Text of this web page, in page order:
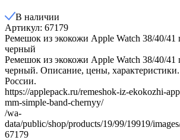
В наличии
Артикул: 67179
Ремешок из экокожи Apple Watch 38/40/41
черный
Ремешок из экокожи Apple Watch 38/40/41
черный. Описание, цены,
России.
https://applepack.ru/remeshok-iz-ekokozhi-
mm-simple-band-chernyy/
/wa-
data/public/shop/products/19/99/19919/
67179